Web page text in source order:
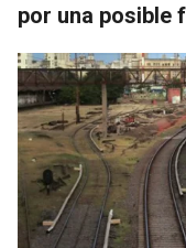
por una posible